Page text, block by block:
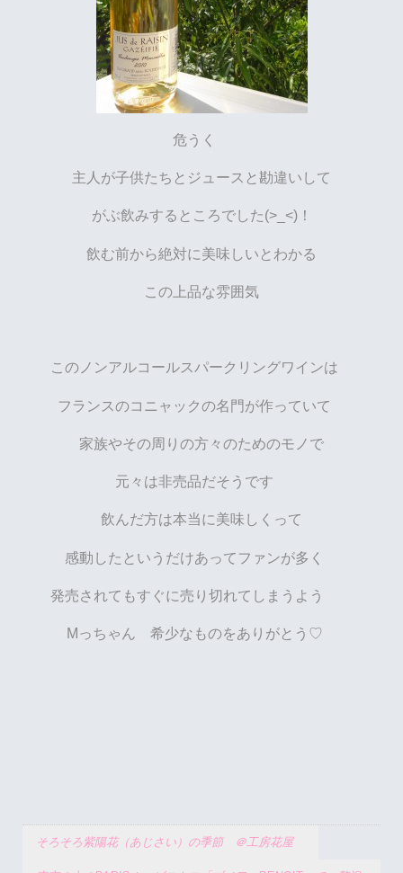
危うく
主人が子供たちとジュースと勘違いして
がぶ飲みするところでした(>_<)！
飲む前から絶対に美味しいとわかる
この上品な雰囲気
このノンアルコールスパークリングワインは
フランスのコニャックの名門が作っていて
家族やその周りの方々のためのモノで
元々は非売品だそうです
飲んだ方は本当に美味しくって
感動したというだけあってファンが多く
発売されてもすぐに売り切れてしまうよう
Mっちゃん 希少なものをありがとう♡
そろそろ紫陽花（あじさい）の季節 ＠工房花屋